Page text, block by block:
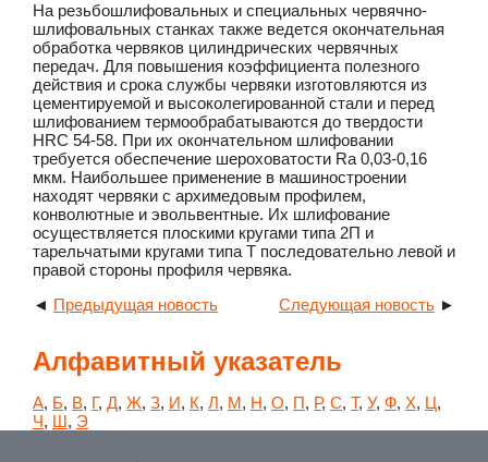
На резьбошлифовальных и специальных червячно-
шлифовальных станках также ведется окончательная
обработка червяков цилиндрических червячных
передач. Для повышения коэффициента полезного
действия и срока службы червяки изготовляются из
цементируемой и высоколегированной стали и перед
шлифованием термообрабатываются до твердости
HRC 54-58. При их окончательном шлифовании
требуется обеспечение шероховатости Ra 0,03-0,16
мкм. Наибольшее применение в машиностроении
находят червяки с архимедовым профилем,
конволютные и эвольвентные. Их шлифование
осуществляется плоскими кругами типа 2П и
тарельчатыми кругами типа T последовательно левой и
правой стороны профиля червяка.
Следующая новость ►
◄ Предыдущая новость
Алфавитный указатель
А, Б, В, Г, Д, Ж, З, И, К, Л, М, Н, О, П, Р, С, Т, У, Ф, Х, Ц,
Ч, Ш, Э